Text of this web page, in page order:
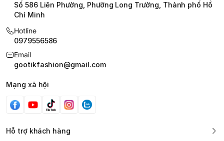
Số 586 Liên Phường, Phường Long Trường, Thành phố Hồ
Chí Minh
Hotline
0979556586
Email
gootikfashion@gmail.com
Mạng xã hội
Hỗ trợ khách hàng